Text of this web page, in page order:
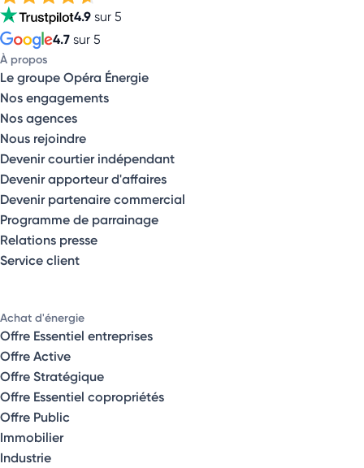
4.9 sur 5
4.7 sur 5
À propos
Le groupe Opéra Énergie
Nos engagements
Nos agences
Nous rejoindre
Devenir courtier indépendant
Devenir apporteur d'affaires
Devenir partenaire commercial
Programme de parrainage
Relations presse
Service client
Achat d'énergie
Offre Essentiel entreprises
Offre Active
Offre Stratégique
Offre Essentiel copropriétés
Offre Public
Immobilier
Industrie